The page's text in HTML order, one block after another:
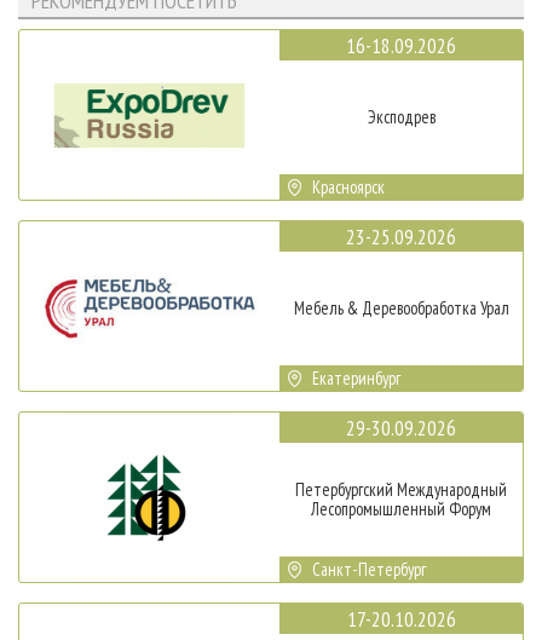
16-18.09.2026
Эксподрев
Красноярск
23-25.09.2026
Мебель & Деревообработка Урал
Екатеринбург
29-30.09.2026
Петербургский Международный
Лесопромышленный Форум
Санкт-Петербург
17-20.10.2026